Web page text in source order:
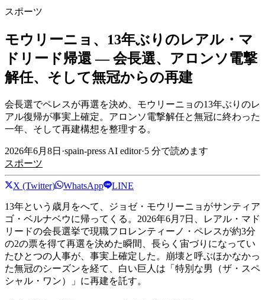
スポーツ
モウリーニョ、13年ぶりのレアル・マ
ドリード帰還 ― 会長選、アロンソ電撃
解任、そして無冠からの再建
会長選でペレスが再選を決め、モウリーニョの13年ぶりのレ
アル復帰が事実上確定。アロンソ電撃解任と無冠に終わった
一年、そして再建構想を整理する。
2026年6月8日 ·spain-press AI editor·5 分で読めます
スポーツ
X (Twitter) WhatsApp LINE
13年という歳月をへて、ジョゼ・モウリーニョがサンティア
ゴ・ベルナベウに帰ってくる。2026年6月7日、レアル・マド
リードの会長選挙で現職フロレンティーノ・ペレスが約3分
の2の票を得て再選を決めた瞬間、長らく宙づりになってい
たひとつの人事が、事実上確定した。崩壊と呼ぶほかなかっ
た無冠のシーズンを経て、白い巨人は「特別な男（ザ・スペ
シャル・ワン）」に再建を託す。